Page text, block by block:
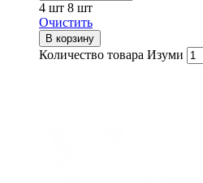
4 шт 8 шт
Очистить
В корзину
Количество товара Изуми